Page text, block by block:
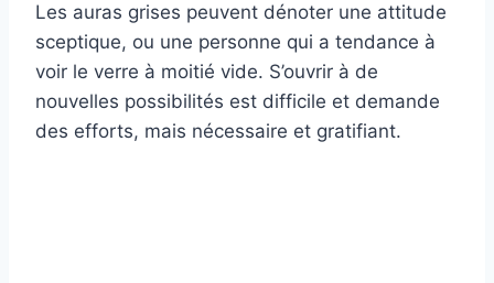
Les auras grises peuvent dénoter une attitude
sceptique, ou une personne qui a tendance à
voir le verre à moitié vide. S’ouvrir à de
nouvelles possibilités est difficile et demande
des efforts, mais nécessaire et gratifiant.